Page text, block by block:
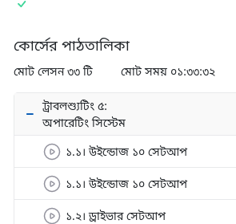
কোর্সের পাঠতালিকা
মোট লেসন ৩৩ টি মোট সময় ০১:৩৩:৩২
ট্রাবলশ্যুটিং ৫:
অপারেটিং সিস্টেম
১.১। উইন্ডোজ ১০ সেটআপ
১.১। উইন্ডোজ ১০ সেটআপ
১.২। ড্রাইভার সেটআপ